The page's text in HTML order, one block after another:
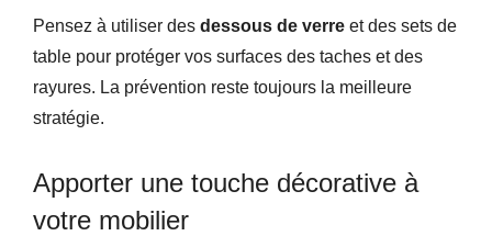
Pensez à utiliser des dessous de verre et des sets de
table pour protéger vos surfaces des taches et des
rayures. La prévention reste toujours la meilleure
stratégie.
Apporter une touche décorative à
votre mobilier